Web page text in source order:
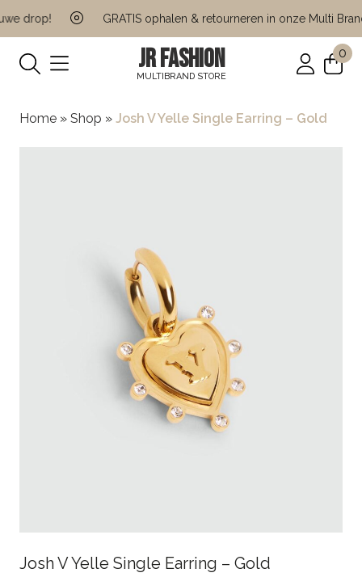
drop! GRATIS ophalen & retourneren in onze Multi Brand
JR FASHION
MULTIBRAND STORE
0
Home » Shop » Josh V Yelle Single Earring – Gold
Josh V Yelle Single Earring – Gold